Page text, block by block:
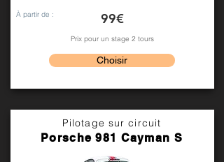
À partir de : 99€
Prix pour un stage 2 tours
Choisir
Pilotage sur circuit
Porsche 981 Cayman S